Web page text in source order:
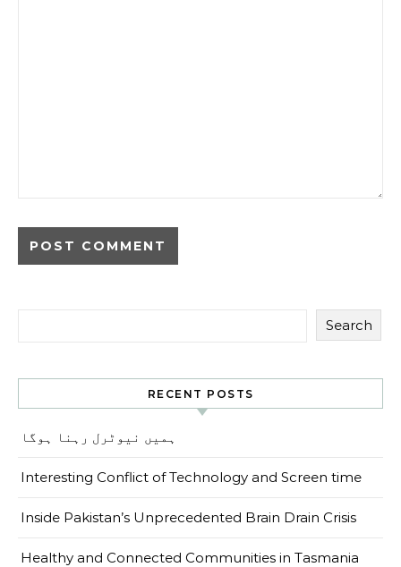
Search
RECENT POSTS
ہمیں نیوٹرل رہنا ہوگا
Interesting Conflict of Technology and Screen time
Inside Pakistan’s Unprecedented Brain Drain Crisis
Healthy and Connected Communities in Tasmania